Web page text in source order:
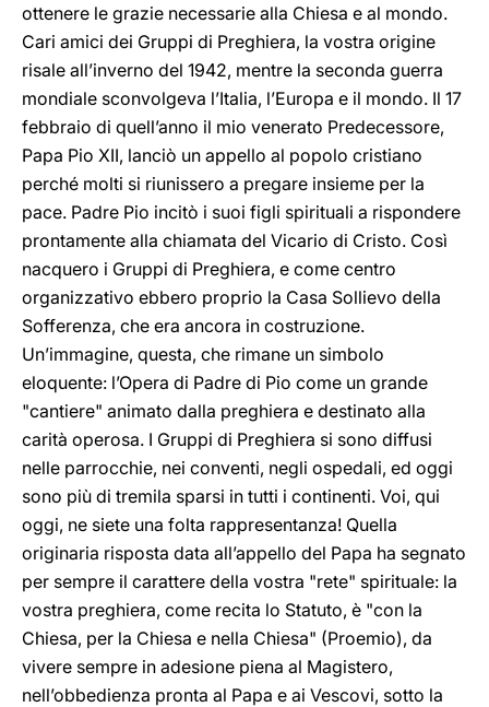
ottenere le grazie necessarie alla Chiesa e al mondo.
Cari amici dei Gruppi di Preghiera, la vostra origine
risale all’inverno del 1942, mentre la seconda guerra
mondiale sconvolgeva l’Italia, l’Europa e il mondo. Il 17
febbraio di quell’anno il mio venerato Predecessore,
Papa Pio XII, lanciò un appello al popolo cristiano
perché molti si riunissero a pregare insieme per la
pace. Padre Pio incitò i suoi figli spirituali a rispondere
prontamente alla chiamata del Vicario di Cristo. Così
nacquero i Gruppi di Preghiera, e come centro
organizzativo ebbero proprio la Casa Sollievo della
Sofferenza, che era ancora in costruzione.
Un’immagine, questa, che rimane un simbolo
eloquente: l’Opera di Padre di Pio come un grande
"cantiere" animato dalla preghiera e destinato alla
carità operosa. I Gruppi di Preghiera si sono diffusi
nelle parrocchie, nei conventi, negli ospedali, ed oggi
sono più di tremila sparsi in tutti i continenti. Voi, qui
oggi, ne siete una folta rappresentanza! Quella
originaria risposta data all’appello del Papa ha segnato
per sempre il carattere della vostra "rete" spirituale: la
vostra preghiera, come recita lo Statuto, è "con la
Chiesa, per la Chiesa e nella Chiesa" (Proemio), da
vivere sempre in adesione piena al Magistero,
nell’obbedienza pronta al Papa e ai Vescovi, sotto la